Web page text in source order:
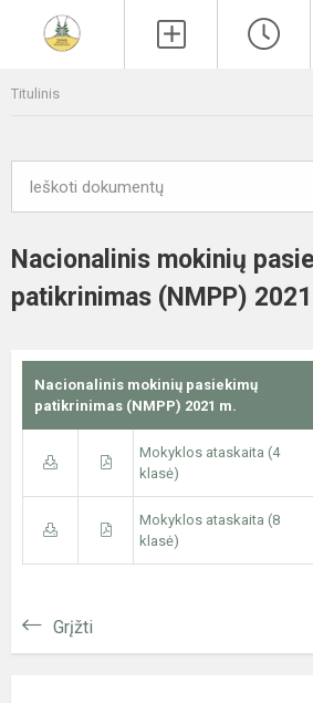
Titulinis
Nacionalinis mokinių
patikrinimas (NMPP)
Nacionalinis mokinių pasiekimų
patikrinimas (NMPP) 2021 m.
Mokyklos ataskaita (4
klasė)
Mokyklos ataskaita (8
klasė)
Grįžti